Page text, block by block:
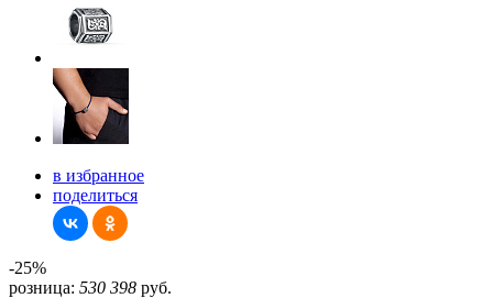
в избранное
поделиться
-25%
розница: 530 398 руб.